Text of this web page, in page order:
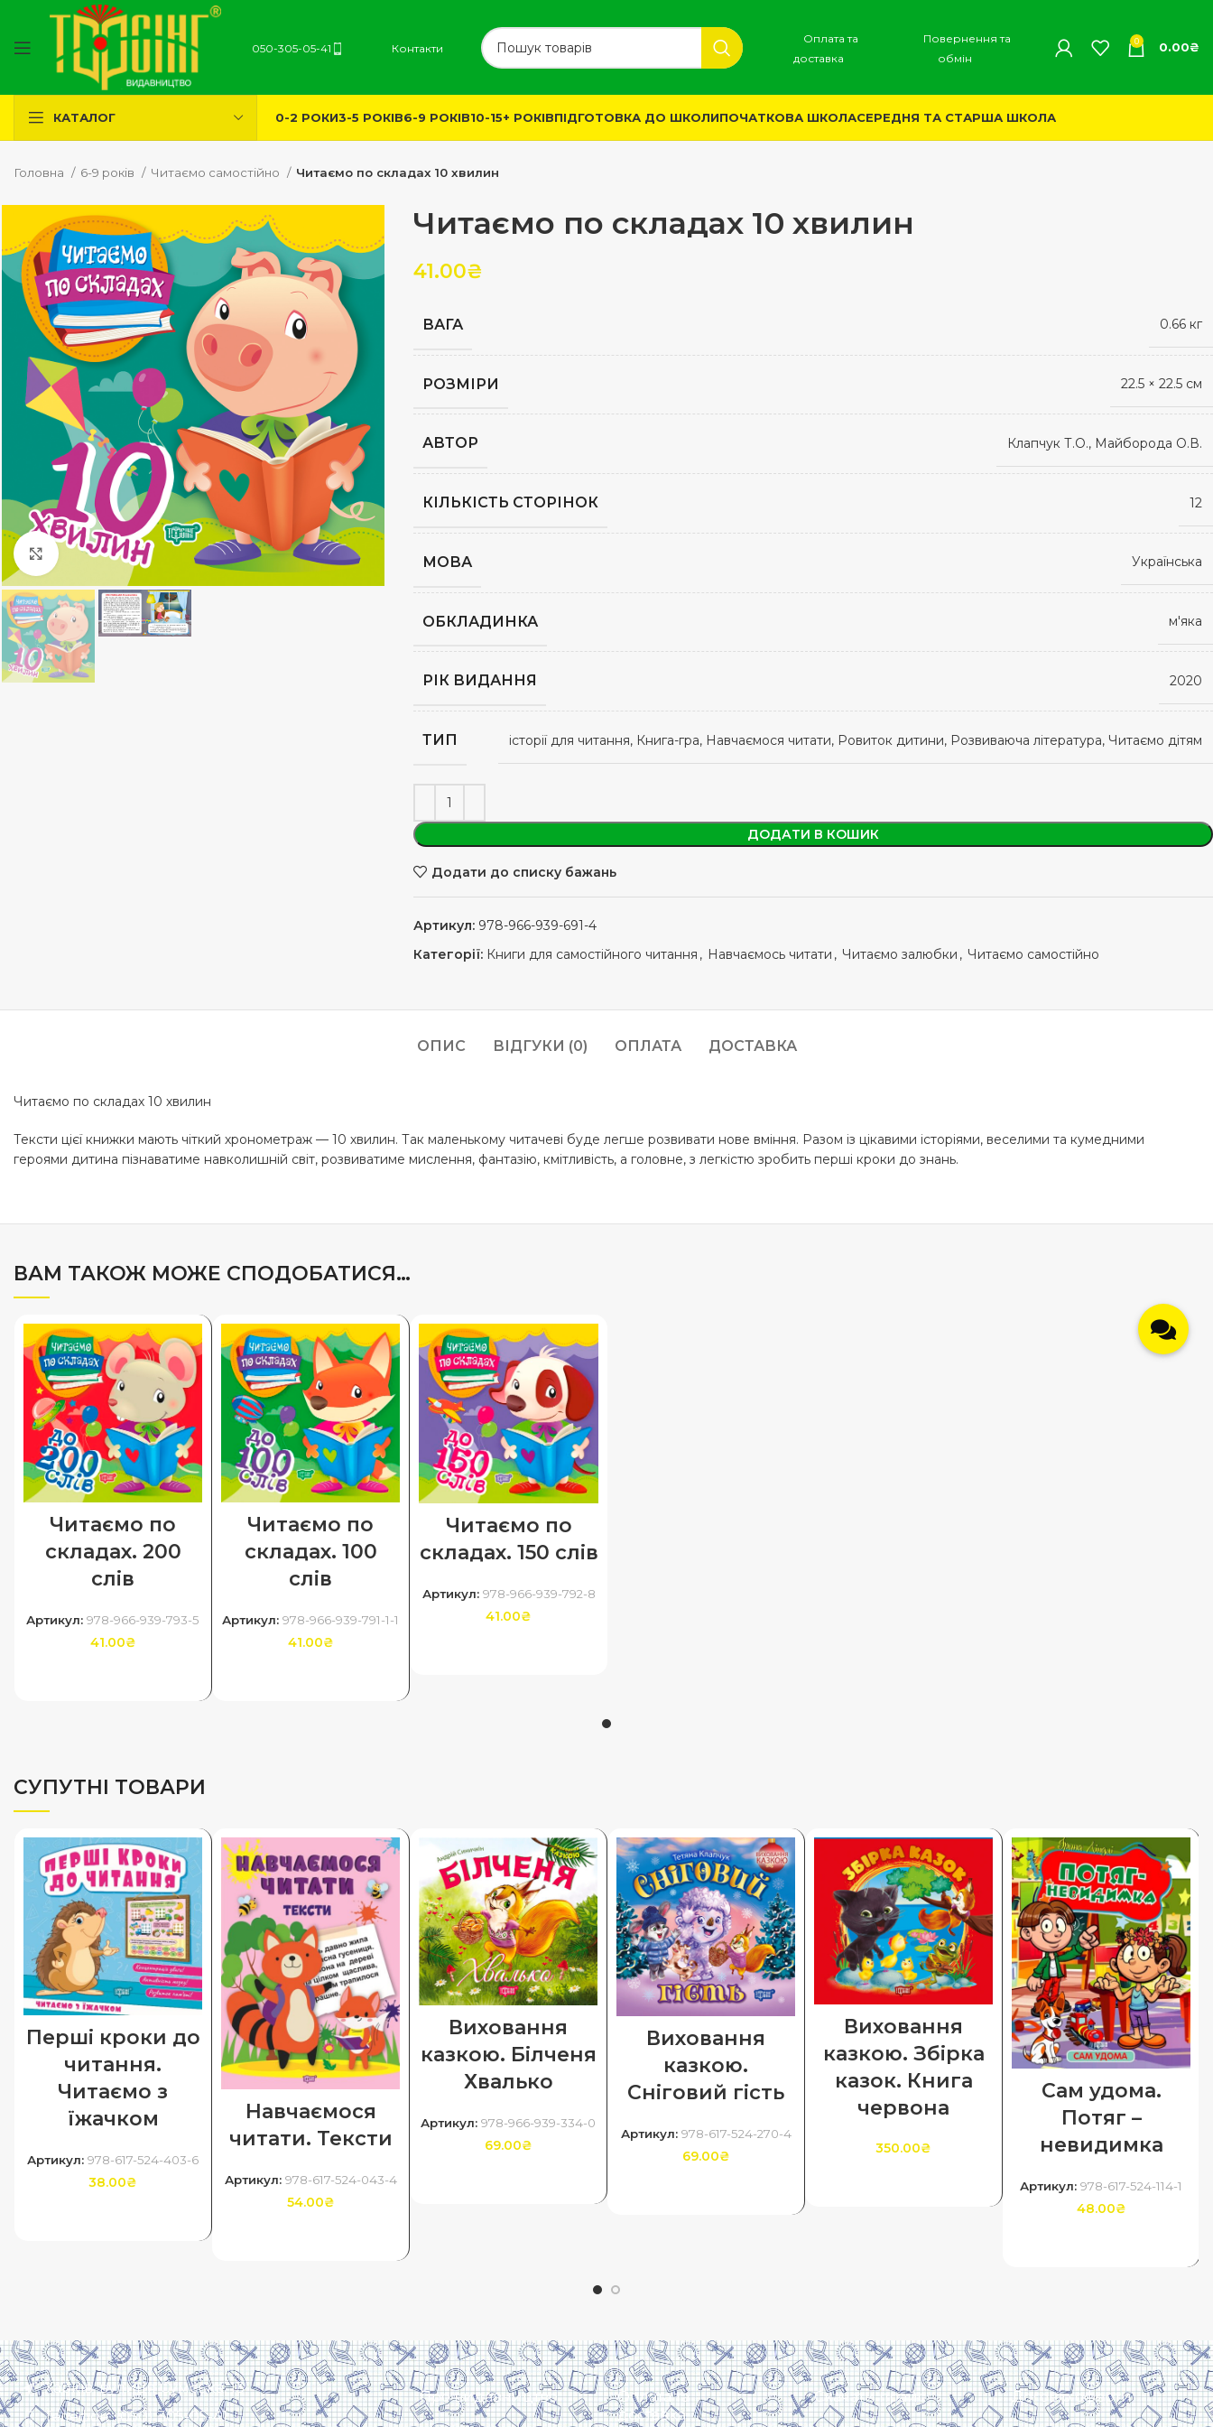
050-305-05-41 Контакти
Оплата та
доставка
Повернення та
обмін
0 0.00₴
КАТАЛОГ 0-2 РОКИ3-5 РОКІВ6-9 РОКІВ10-15+ РОКІВПІДГОТОВКА ДО ШКОЛИПОЧАТКОВА ШКОЛАСЕРЕДНЯ ТА СТАРША ШКОЛА
Головна 6-9 років Читаємо самостійно Читаємо по складах 10 хвилин
Клацніть, щоб збільшити
Читаємо по складах 10 хвилин
41.00₴
ВАГА 0.66 кг
РОЗМІРИ 22.5 × 22.5 см
АВТОР Клапчук Т.О., Майборода О.В.
КІЛЬКІСТЬ СТОРІНОК 12
МОВА Українська
ОБКЛАДИНКА м'яка
РІК ВИДАННЯ 2020
ТИП історії для читання, Книга-гра, Навчаємося читати, Ровиток дитини, Розвиваюча література, Читаємо дітям
ДОДАТИ В КОШИК
Додати до списку бажань
Артикул: 978-966-939-691-4
Категорії: Книги для самостійного читання , Навчаємось читати , Читаємо залюбки , Читаємо самостійно
ОПИС ВІДГУКИ (0) ОПЛАТА ДОСТАВКА
Читаємо по складах 10 хвилин
Тексти цієї книжки мають чіткий хронометраж — 10 хвилин. Так маленькому читачеві буде легше розвивати нове вміння. Разом із цікавими історіями, веселими та кумедними
героями дитина пізнаватиме навколишній світ, розвиватиме мислення, фантазію, кмітливість, а головне, з легкістю зробить перші кроки до знань.
ВАМ ТАКОЖ МОЖЕ СПОДОБАТИСЯ…
Читаємо по
складах. 200
слів
Артикул: 978-966-939-793-5
41.00₴
Читаємо по
складах. 100
слів
Артикул: 978-966-939-791-1-1
41.00₴
Читаємо по
складах. 150 слів
Артикул: 978-966-939-792-8
41.00₴
СУПУТНІ ТОВАРИ
Перші кроки до
читання.
Читаємо з
їжачком
Артикул: 978-617-524-403-6
38.00₴
Навчаємося
читати. Тексти
Артикул: 978-617-524-043-4
54.00₴
Виховання
казкою. Білченя
Хвалько
Артикул: 978-966-939-334-0
69.00₴
Виховання
казкою.
Сніговий гість
Артикул: 978-617-524-270-4
69.00₴
Виховання
казкою. Збірка
казок. Книга
червона
350.00₴
Сам удома.
Потяг –
невидимка
Артикул: 978-617-524-114-1
48.00₴
Харків, вулиця Сумська, 13
Телефон: (050) 305-05-41
Про видавництво
Оплата та
доставка
Скачати прайс Договір оферти